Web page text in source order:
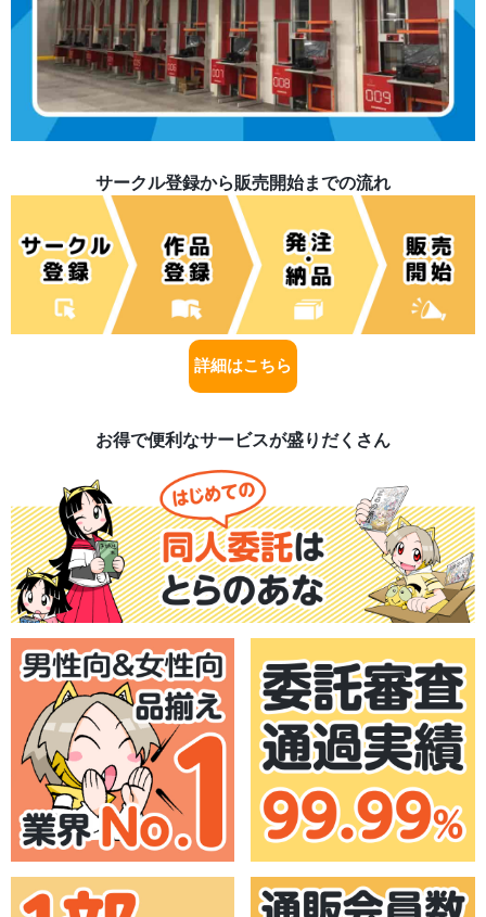
サークル登録から販売開始までの流れ
詳細はこちら
お得で便利なサービスが盛りだくさん